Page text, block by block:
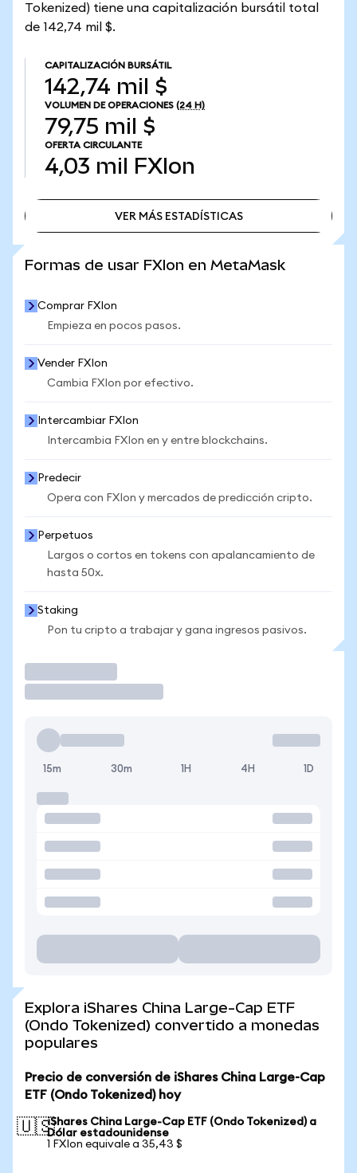
Tokenized) tiene una capitalización bursátil total
de 142,74 mil $.
CAPITALIZACIÓN BURSÁTIL
142,74 mil $
VOLUMEN DE OPERACIONES (24 H)
79,75 mil $
OFERTA CIRCULANTE
4,03 mil FXIon
VER MÁS ESTADÍSTICAS
Formas de usar FXIon en MetaMask
Comprar FXIon
Empieza en pocos pasos.
Vender FXIon
Cambia FXIon por efectivo.
Intercambiar FXIon
Intercambia FXIon en y entre blockchains.
Predecir
Opera con FXIon y mercados de predicción cripto.
Perpetuos
Largos o cortos en tokens con apalancamiento de
hasta 50x.
Staking
Pon tu cripto a trabajar y gana ingresos pasivos.
15m 30m 1H 4H 1D
Explora iShares China Large-Cap ETF
(Ondo Tokenized) convertido a monedas
populares
Precio de conversión de iShares China Large-Cap
ETF (Ondo Tokenized) hoy
🇺🇸iShares China Large-Cap ETF (Ondo Tokenized) a
Dólar estadounidense
1 FXIon equivale a 35,43 $